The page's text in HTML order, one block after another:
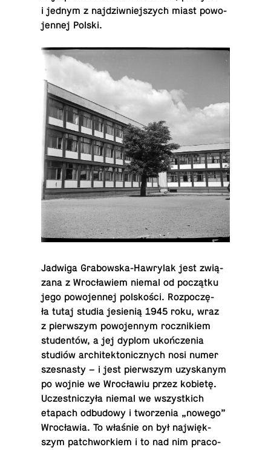
i jednym z naj­dziw­niej­szych miast po­wo­
jen­nej Polski.
Jadwiga Gra­bow­ska-Haw­ry­lak jest zwią­
za­na z Wro­cła­wiem niemal od po­cząt­ku
jego po­wo­jen­nej pol­sko­ści. Roz­po­czę­
ła tutaj studia je­sie­nią 1945 roku, wraz
z pierw­szym po­wo­jen­nym rocz­ni­kiem
stu­den­tów, a jej dyplom ukoń­cze­nia
studiów ar­chi­tek­to­nicz­nych nosi numer
szes­na­sty – i jest pierw­szym uzy­ska­nym
po wojnie we Wro­cła­wiu przez kobietę.
Uczest­ni­czy­ła niemal we wszyst­kich
etapach od­bu­do­wy i two­rze­nia „nowego”
Wro­cła­wia. To właśnie on był naj­więk­
szym pat­chwor­kiem i to nad nim pra­co­